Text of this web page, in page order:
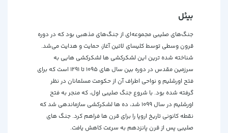
بیئل
جنگ‌های صلیبی مجموعه‌ای از جنگ‌های مذهبی بود که در دوره
قرون وسطی توسط کلیسای لاتین آغاز، حمایت و هدایت می‌شد.
شناخته شده ترین این لشکرکشی ها لشکرکشی هایی به
سرزمین مقدس در دوره بین سال های 1095 تا 1291 است که برای
فتح اورشلیم و نواحی اطراف آن از حکومت مسلمانان در نظر
گرفته شده بود. با شروع جنگ صلیبی اول، که منجر به فتح
اورشلیم در سال 1099 شد، ده ها لشکرکشی سازماندهی شد که
نقطه کانونی تاریخ اروپا را برای قرن ها فراهم کرد. جنگ های
صلیبی پس از قرن پانزدهم به سرعت کاهش یافت.